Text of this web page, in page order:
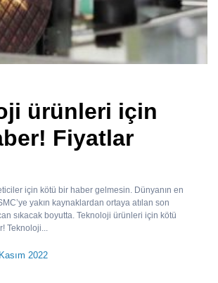
ürünleri için
Fiyatlar
için kötü bir haber gelmesin. Dünyanın en
yakın kaynaklardan ortaya atılan son
sıkacak boyutta. Teknoloji ürünleri için kötü
Teknoloji...
2022